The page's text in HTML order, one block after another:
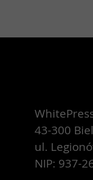
43-300
ul.
NIP: 937-